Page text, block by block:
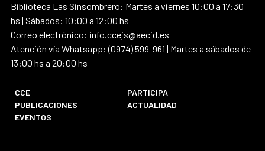
Biblioteca Las Sinsombrero: Martes a viernes 10:00 a 17:30
hs | Sábados: 10:00 a 12:00 hs
Correo electrónico: info.ccejs@aecid.es
Atención vía Whatsapp: (0974) 599-961 | Martes a sábados de
13:00 hs a 20:00 hs
CCE
PARTICIPA
PUBLICACIONES
ACTUALIDAD
EVENTOS